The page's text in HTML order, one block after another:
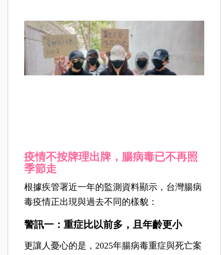
疫情不按牌理出牌，腸病毒已不再照
季節走
根據疾管署近一年的監測資料顯示，台灣腸病
毒疫情正出現與過去不同的樣貌：
警訊一：重症比以前多，且年齡更小
更讓人憂心的是，2025年腸病毒重症與死亡案